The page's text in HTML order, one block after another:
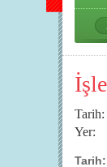
Tarih:
Yer:
Tarih: